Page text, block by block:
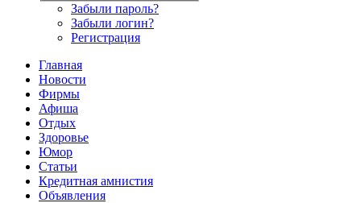
Забыли пароль?
Забыли логин?
Регистрация
Главная
Новости
Фирмы
Афиша
Отдых
Здоровье
Юмор
Статьи
Кредитная амнистия
Объявления